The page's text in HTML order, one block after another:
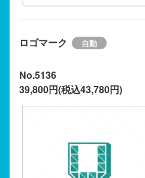
ロゴマーク
No.5136
39,800円(税込43,780円)